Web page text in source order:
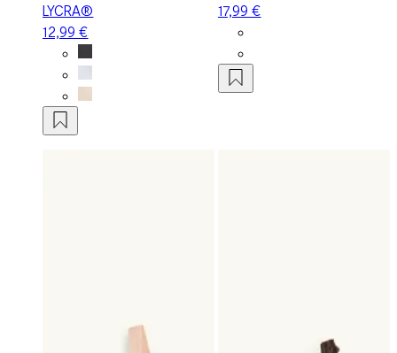
LYCRA®
12,99 €
17,99 €